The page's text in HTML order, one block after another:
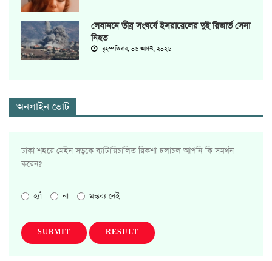
লেবাননে তীব্র সংঘর্ষে ইসরায়েলের দুই রিজার্ভ সেনা
নিহত
বৃহস্পতিবার, ০৬ আগস্ট, ২০২৬
অনলাইন ভোট
ঢাকা শহরে মেইন সড়কে ব্যাটারিচালিত রিকশা চলাচল আপনি কি সমর্থন
করেন?
হ্যাঁ না মন্তব্য নেই
SUBMIT RESULT